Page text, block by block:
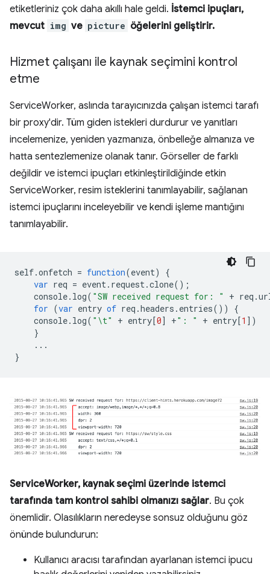
etiketleriniz çok daha akıllı hale geldi. İstemci ipuçları,
mevcut img ve picture öğelerini geliştirir.
Hizmet çalışanı ile kaynak seçimini kontrol
etme
ServiceWorker, aslında tarayıcınızda çalışan istemci tarafı
bir proxy'dir. Tüm giden istekleri durdurur ve yanıtları
incelemenize, yeniden yazmanıza, önbelleğe almanıza ve
hatta sentezlemenize olanak tanır. Görseller de farklı
değildir ve istemci ipuçları etkinleştirildiğinde etkin
ServiceWorker, resim isteklerini tanımlayabilir, sağlanan
istemci ipuçlarını inceleyebilir ve kendi işleme mantığını
tanımlayabilir.
self.onfetch = function(event)
{
var req = event. request.clone();
console. log( "SW received request for: " + req .
for (var entry of req .headers . entries())
{
console. log( "\t" + entry [0] +": " + entry [1 ])
}
...
}
ServiceWorker, kaynak seçimi üzerinde istemci
tarafında tam kontrol sahibi olmanızı sağlar. Bu çok
önemlidir. Olasılıkların neredeyse sonsuz olduğunu göz
önünde bulundurun:
Kullanıcı aracısı tarafından ayarlanan istemci ipucu